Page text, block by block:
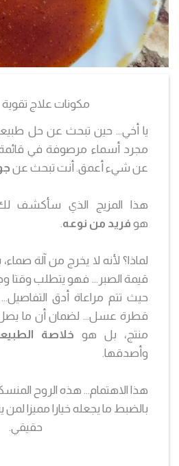
مكونات علاج تقوية
يا أخي… حين تبحث عن حل
مجرد أسماء مرصوفة في قائمة
عن شيء أعمق. أنت تبحث عن
هذا المزيج الذي سأكشف
هوفريد من نوعه.
لماذا؟ لأنه لا يخرج من آلة
قيمة الصبر… فهو يتطلب وقتا
حيث تتم مراعاة أدق
قطرة عسل… لضمان أن ما
منتج، بل هو
خلاصة
وأصدقها.
هذا الاهتمام… هذه الروح
بالضبط ما يجعله خيارا مميزا
حقيقي.